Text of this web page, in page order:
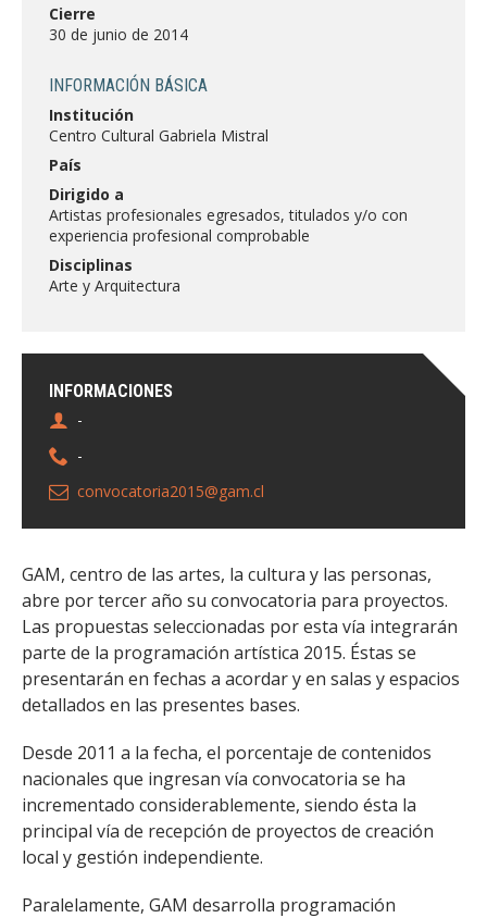
Estudiantes
Académicas/os
INFORMACIONES
-
-
convocatoria2015@gam.cl
Cierre
30 de junio de 2014
INFORMACIÓN BÁSICA
Institución
Centro Cultural Gabriela Mistral
País
Dirigido a
Artistas profesionales egresados, titulados y/o con
experiencia profesional comprobable
Disciplinas
Arte y Arquitectura
GAM, centro de las artes, la cultura y las personas,
abre por tercer año su convocatoria para proyectos.
Las propuestas seleccionadas por esta vía integrarán
parte de la programación artística 2015. Éstas se
presentarán en fechas a acordar y en salas y espacios
detallados en las presentes bases.
Desde 2011 a la fecha, el porcentaje de contenidos
nacionales que ingresan vía convocatoria se ha
incrementado considerablemente, siendo ésta la
principal vía de recepción de proyectos de creación
local y gestión independiente.
Paralelamente, GAM desarrolla programación